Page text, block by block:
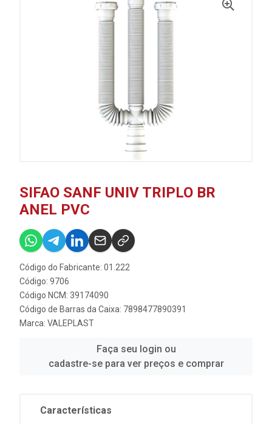
SIFAO SANF UNIV TRIPLO BR
ANEL PVC
Código do Fabricante: 01.222
Código: 9706
Código NCM: 39174090
Código de Barras da Caixa: 7898477890391
Marca: VALEPLAST
Faça seu login ou
cadastre-se para ver preços e comprar
Características